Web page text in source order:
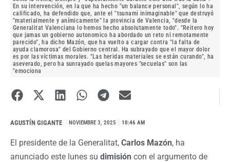
En su intervención, en la que ha hecho "un balance personal", según lo ha
calificado, ha defendido que, ante el "tsunami inimaginable" que destruyó
"materialmente y anímicamente" la provincia de Valencia, "desde la
Generalitat Valenciana lo hemos hecho absolutamente todo". "Reitero hoy
que jamas un gobierno autonomico ha abordado un reto ni remotamente
parecido", ha dicho Mazón, que ha vuelto a cargar contra "la falta de
ayuda clamorosa" del Gobierno central. Ha subrayado que el mayor dolor
es por las víctimas morales. "Las heridas materiales se están curando", ha
aseverado, pero ha sunrayado quelas mayores "secuelas" son las
"emociona
AGUSTÍN GIGANTE NOVIEMBRE 3, 2025 10:46 AM
El presidente de la Generalitat, Carlos Mazón, ha
anunciado este lunes su dimisión con el argumento de